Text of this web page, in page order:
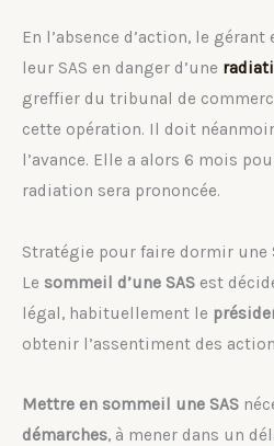
En l’absence d’action, le
leur SAS en danger d’une
greffier du tribunal de
cette opération. Il doit
l’avance. Elle a alors 6 mois
radiation sera prononcée.
Stratégie pour faire dormir une
Le sommeil d’une SAS est
légal, habituellement le
obtenir l’assentiment des
Mettre en sommeil une SAS
démarches, à mener dans un